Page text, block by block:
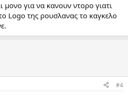
για να κανουν ντορο γιατι
Logo της ρουσλανας το καγκελο
#4